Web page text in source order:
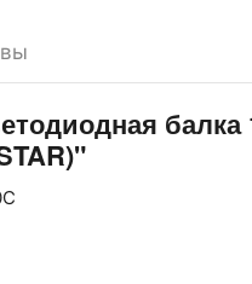
балка